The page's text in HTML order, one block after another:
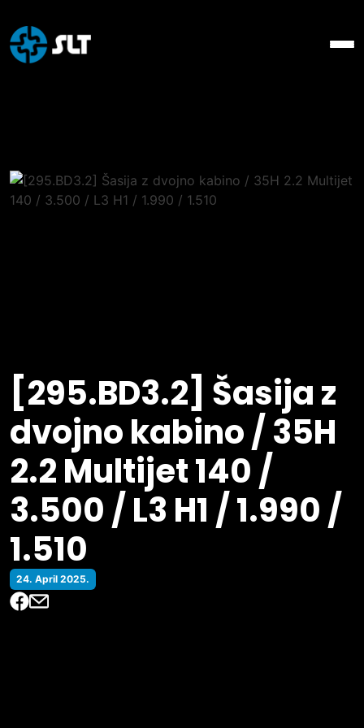
[295.BD3.2] Šasija z
dvojno kabino / 35H
2.2 Multijet 140 /
3.500 / L3 H1 / 1.990 /
1.510
24. April 2025.